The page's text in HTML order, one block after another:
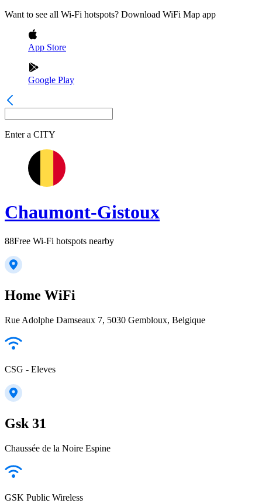
Want to see all Wi-Fi hotspots? Download WiFi Map app
App Store
Google Play
Enter a CITY
Chaumont-Gistoux
88Free Wi-Fi hotspots nearby
Home WiFi
Rue Adolphe Damseaux 7, 5030 Gembloux, Belgique
CSG - Eleves
Gsk 31
Chaussée de la Noire Espine
GSK Public Wireless